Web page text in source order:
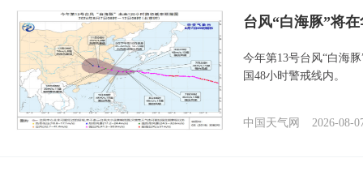
台风“白海豚”将
今年第13号台风“白海
国48小时警戒线内。
中国天气网 2026-08-